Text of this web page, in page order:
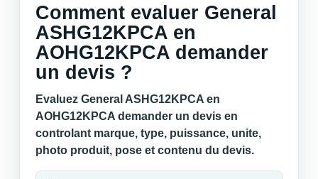
Comment evaluer General
ASHG12KPCA en
AOHG12KPCA demander
un devis ?
Evaluez General ASHG12KPCA en
AOHG12KPCA demander un devis en
controlant marque, type, puissance, unite,
photo produit, pose et contenu du devis.